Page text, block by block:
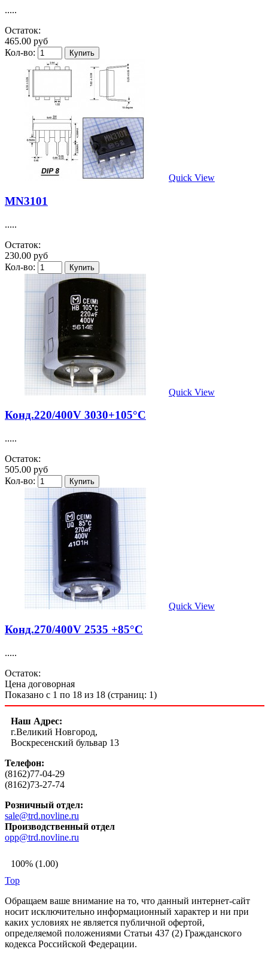
.....
Остаток:
465.00 руб
Кол-во:
Quick View
MN3101
.....
Остаток:
230.00 руб
Кол-во:
Quick View
Конд.220/400V 3030+105°C
.....
Остаток:
505.00 руб
Кол-во:
Quick View
Конд.270/400V 2535 +85°C
.....
Остаток:
Цена договорная
Показано с 1 по 18 из 18 (страниц: 1)
Наш Адрес:
г.Великий Новгород,
Воскресенский бульвар 13
Телефон:
(8162)77-04-29
(8162)73-27-74
Розничный отдел:
sale@trd.novline.ru
Производственный отдел
opp@trd.novline.ru
100% (1.00)
Top
Обращаем ваше внимание на то, что данный интернет-сайт
носит исключительно информационный характер и ни при
каких условиях не является публичной офертой,
определяемой положениями Статьи 437 (2) Гражданского
кодекса Российской Федерации.